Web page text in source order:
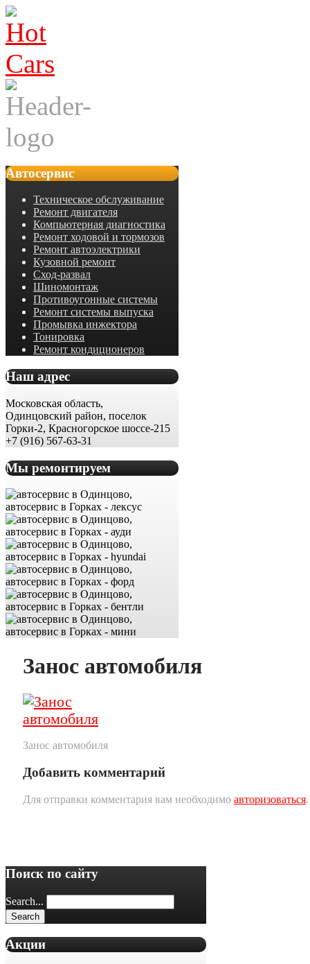
Автосервис
Техническое обслуживание
Ремонт двигателя
Компьютерная диагностика
Ремонт ходовой и тормозов
Ремонт автоэлектрики
Кузовной ремонт
Сход-развал
Шиномонтаж
Противоугонные системы
Ремонт системы выпуска
Промывка инжектора
Тонировка
Ремонт кондиционеров
Наш адрес
Московская область,
Одинцовский район, поселок
Горки-2, Красногорское шоссе-215
+7 (916) 567-63-31
Мы ремонтируем
Занос автомобиля
Занос автомобиля
Добавить комментарий
Для отправки комментария вам необходимо авторизоваться.
Поиск по сайту
Search...
Акции